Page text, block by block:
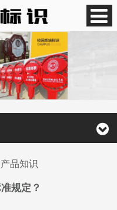
产品知识
规定？